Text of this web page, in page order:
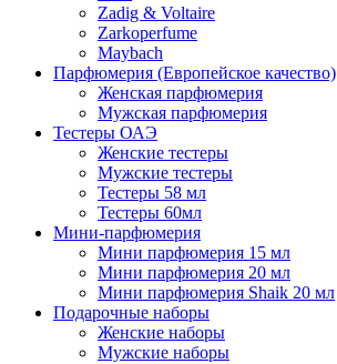
Zadig & Voltaire
Zarkoperfume
Maybach
Парфюмерия (Европейское качество)
Женская парфюмерия
Мужская парфюмерия
Тестеры ОАЭ
Женские тестеры
Мужские тестеры
Тестеры 58 мл
Тестеры 60мл
Мини-парфюмерия
Мини парфюмерия 15 мл
Мини парфюмерия 20 мл
Мини парфюмерия Shaik 20 мл
Подарочные наборы
Женские наборы
Мужские наборы